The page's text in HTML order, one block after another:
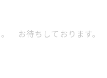
お待ちしております。